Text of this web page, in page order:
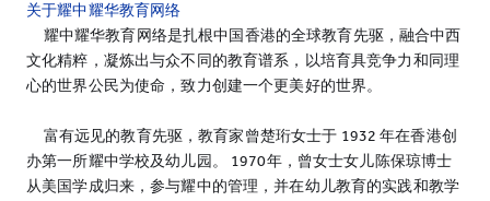
关于耀中耀华教育网络
耀中耀华教育网络是扎根中国香港的全球教育先驱，融合中西
文化精粹，凝炼出与众不同的教育谱系，以培育具竞争力和同理
心的世界公民为使命，致力创建一个更美好的世界。
富有远见的教育先驱，教育家曾楚珩女士于 1932 年在香港创
办第一所耀中学校及幼儿园。 1970年，曾女士女儿陈保琼博士
从美国学成归来，参与耀中的管理，并在幼儿教育的实践和教学